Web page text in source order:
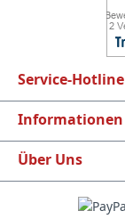
Service-Hotline
Informationen
Über Uns